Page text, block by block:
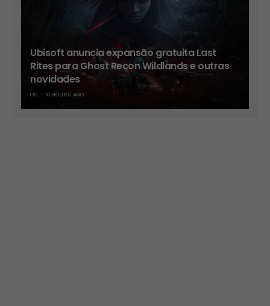
Ubisoft anuncia expansão gratuita Last
Rites para Ghost Recon Wildlands e outras
novidades
OS 10 HOURS AGO